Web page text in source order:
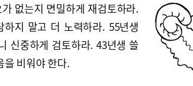
없는지 면밀하게 재검토하라.
지 말고 더 노력하라. 55년생
신중하게 검토하라. 43년생 쓸
을 비워야 한다.